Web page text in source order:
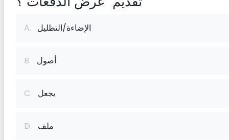
A. الإضاءة/التظليل
B. أصول
C. يجعل
D. ملف